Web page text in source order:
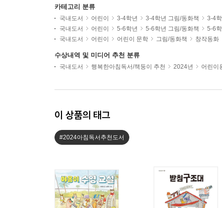
카테고리 분류
국내도서 어린이 3-4학년 3-4학년 그림/동화책
3-4
국내도서
어린이 5-6학년 5-6학년 그림/동화책
5-6
국내도서
어린이 어린이 문학 그림/동화책 창작동화
수상내역 및 미디어 추천 분류
국내도서 행복한아침독서/책둥이 추천 2024년 어린이
이 상품의 태그
#2024아침독서추천도서